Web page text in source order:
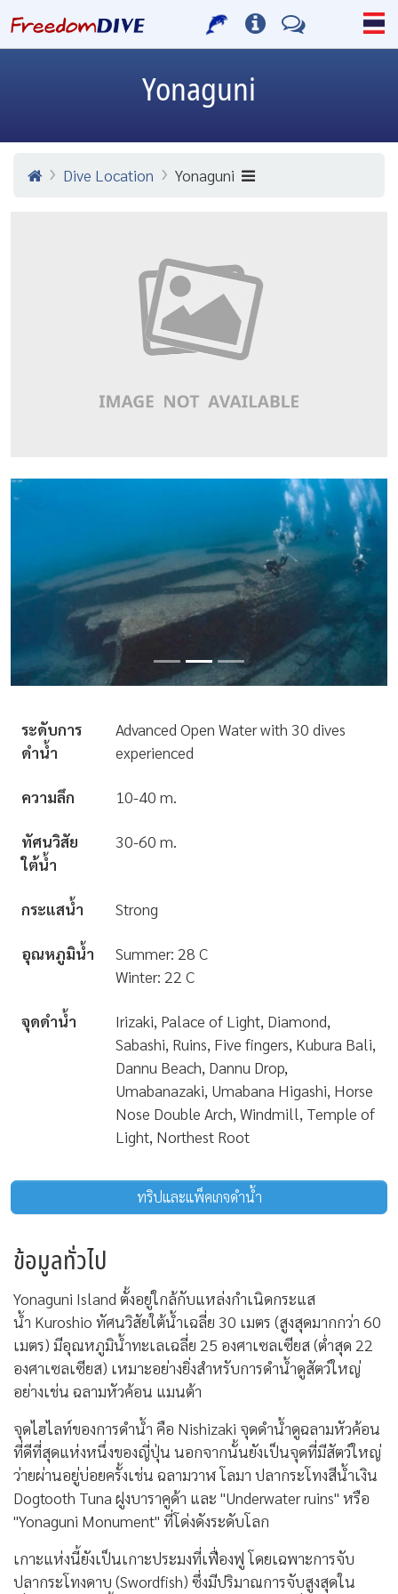
Yonaguni
Dive Location Yonaguni
ระดับการ
ดำน้ำ
Advanced Open Water with 30 dives
experienced
ความลึก 10-40 m.
ทัศนวิสัย
ใต้น้ำ
30-60 m.
กระแสน้ำ Strong
อุณหภูมิน้ำ
Summer: 28 C
Winter: 22 C
จุดดำน้ำ
Irizaki, Palace of Light, Diamond,
Sabashi, Ruins, Five fingers, Kubura Bali,
Dannu Beach, Dannu Drop,
Umabanazaki, Umabana Higashi, Horse
Nose Double Arch, Windmill, Temple of
Light, Northest Root
ทริปและแพ็คเกจดำน้ำ
ข้อมูลทั่วไป
Yonaguni Island ตั้งอยู่ใกล้กับแหล่งกำเนิดกระแส
น้ำ Kuroshio ทัศนวิสัยใต้น้ำเฉลี่ย 30 เมตร (สูงสุดมากกว่า 60
เมตร) มีอุณหภูมิน้ำทะเลเฉลี่ย 25 องศาเซลเซียส (ต่ำสุด 22
องศาเซลเซียส) เหมาะอย่างยิ่งสำหรับการดำน้ำดูสัตว์ใหญ่
อย่างเช่น ฉลามหัวค้อน แมนต้า
จุดไฮไลท์ของการดำน้ำ คือ Nishizaki จุดดำน้ำดูฉลามหัวค้อน
ที่ดีที่สุดแห่งหนึ่งของญี่ปุ่น นอกจากนั้นยังเป็นจุดที่มีสัตว์ใหญ่
ว่ายผ่านอยู่บ่อยครั้งเช่น ฉลามวาฬ โลมา ปลากระโทงสีน้ำเงิน
Dogtooth Tuna ฝูงบาราคูด้า และ "Underwater ruins" หรือ
"Yonaguni Monument" ที่โด่งดังระดับโลก
เกาะแห่งนี้ยังเป็นเกาะประมงที่เฟื่องฟู โดยเฉพาะการจับ
ปลากระโทงดาบ (Swordfish) ซึ่งมีปริมาณการจับสูงสุดใน